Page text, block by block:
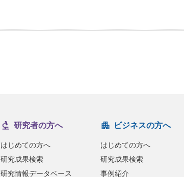
研究者の方へ
はじめての方へ
研究成果検索
研究情報データベース
ビジネスの方へ
はじめての方へ
研究成果検索
事例紹介